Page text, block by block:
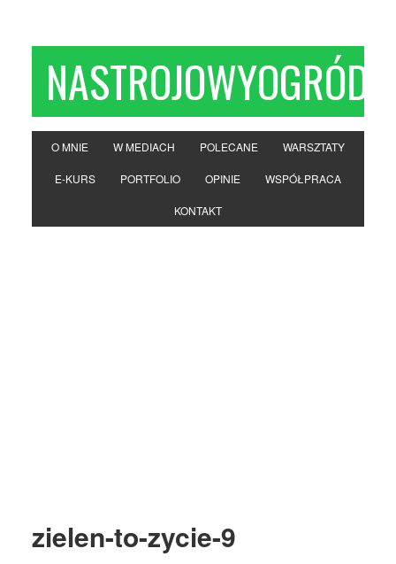
NASTROJOWYOGRÓD
O MNIE W MEDIACH POLECANE WARSZTATY
E-KURS PORTFOLIO OPINIE WSPÓŁPRACA
KONTAKT
zielen-to-zycie-9